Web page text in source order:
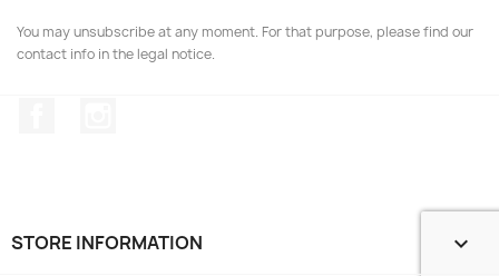
You may unsubscribe at any moment. For that purpose, please find our
contact info in the legal notice.
STORE INFORMATION keyboard_arrow_down